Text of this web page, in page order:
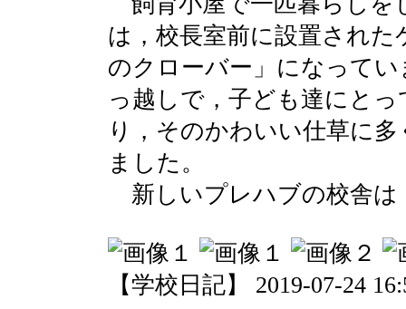
は，校長室前に設置され
のクローバー」になって
っ越しで，子ども達にと
り，そのかわいい仕草に
ました。
新しいプレハブの校舎は
【学校日記】 2019-07-24